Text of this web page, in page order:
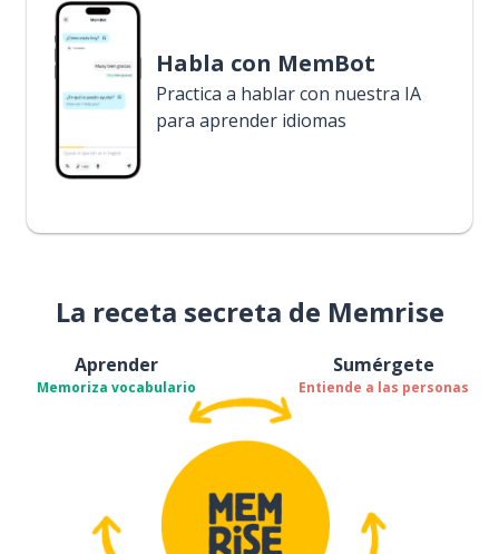
Habla con MemBot
Practica a hablar con nuestra IA
para aprender idiomas
La receta secreta de Memrise
Aprender
Memoriza vocabulario
Sumérgete
Entiende a las personas